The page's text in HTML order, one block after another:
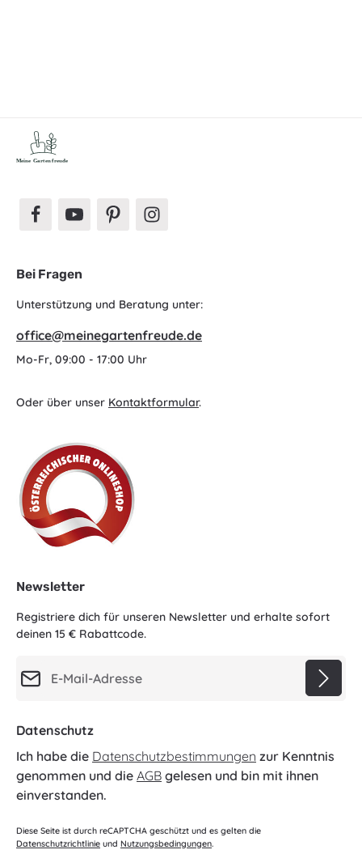
Bei Fragen
Unterstützung und Beratung unter:
office@meinegartenfreude.de
Mo-Fr, 09:00 - 17:00 Uhr
Oder über unser Kontaktformular.
Newsletter
Registriere dich für unseren Newsletter und erhalte sofort
deinen 15 € Rabattcode.
Datenschutz
Ich habe die Datenschutzbestimmungen zur Kenntnis
genommen und die AGB gelesen und bin mit ihnen
einverstanden.
Diese Seite ist durch reCAPTCHA geschützt und es gelten die
Datenschutzrichtlinie und Nutzungsbedingungen.